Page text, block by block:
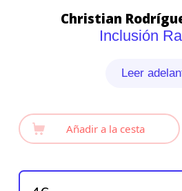
Christian
Inclusión
Leer
Añadir a la cesta